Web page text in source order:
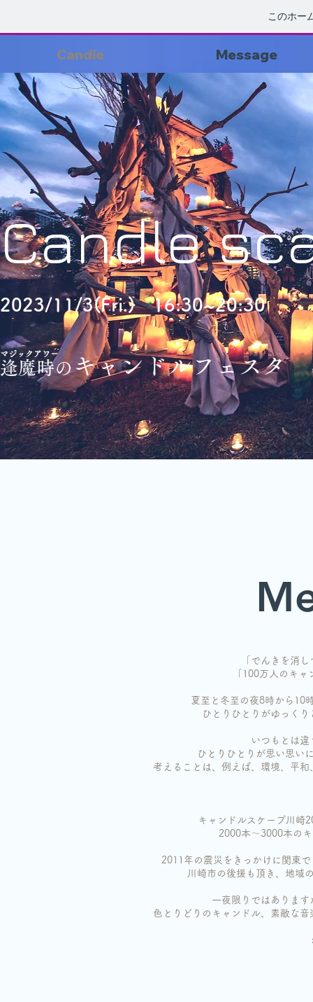
このホー
Candle Message
Candle
2023/11/3(Fri.)16:30~20:30
逢魔時のキャンドルフェスタ
マジックアワー
「でんきを消
「100万人のキ
夏至と冬至の夜8時から10
ひとりひとりがゆっく
いつもとは
ひとりひとりが思い思い
考えることは、例えば、環境、平
キャンドルスケープ川崎
2000本〜3000本の
2011年の震災をきっかけに関東
川崎市の後援も頂き、地域
一夜限りではありま
色とりどりのキャンドル、素敵な